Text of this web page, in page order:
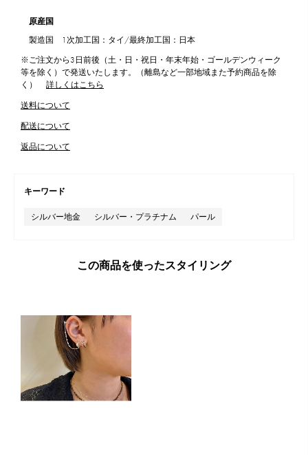
原産国
製造国 1次加工国：タイ/最終加工国：日本
※ご注文から3日前後（土・日・祝日・年末年始・ゴールデンウィーク
等を除く）で発送いたします。（離島など一部地域また予約商品を除
く）
詳しくはこちら
送料について
配送について
返品について
キーワード
シルバー地金 シルバー・プラチナム パール
この商品を使ったスタイリング